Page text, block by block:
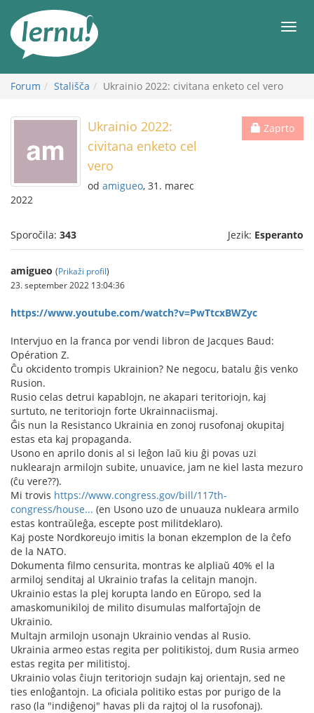
vsebini
Meni
Forum Stališča Ukrainio 2022: civitana enketo cel vero
Zaprto
Ukrainio 2022:
civitana enketo cel
vero
od amigueo, 31. marec
2022
Sporočila: 343 Jezik: Esperanto
amigueo (Prikaži profil)
23. september 2022 13:04:36
https://www.youtube.com/watch?v=PwTtcxBWZyc
Intervjuo en la franca por vendi libron de Jacques Baud:
Opération Z.
Ĉu okcidento trompis Ukrainion? Ne negocu, batalu ĝis venko
Rusion.
Rusio celas detrui kapablojn, ne akapari teritoriojn, kaj
surtuto, ne teritoriojn forte Ukrainnaciismaj.
Ĝis nun la Resistanco Ukrainia en zonoj rusofonaj okupitaj
estas eta kaj propaganda.
Usono en aprilo donis al si leĝon laŭ kiu ĝi povas uzi
nuklearajn armilojn subite, unuavice, jam ne kiel lasta mezuro
(ĉu vere??).
Mi trovis https://www.congress.gov/bill/117th-
congress/house... (en Usono uzo de unuauza nukleara armilo
estas kontraŭleĝa, escepte post militdeklaro).
Kaj poste Nordkoreujo imitis la bonan ekzemplon de la ĉefo
de la NATO.
Dokumenta filmo censurita, montras ke alpliaŭ 40% el la
armiloj senditaj al Ukrainio trafas la celitajn manojn.
Ukrainio estas la plej korupta lando en Eŭropo, sed la
amaskomunikiloj de milito disumulas malfortaĵojn de
Ukrainio.
Multajn armilojn usonajn Ukrainio vendas al Rusio.
Ukrainia armeo estas regita per politikistoj, dum Rusia armeo
estas regita per militistoj.
Ukrainio volas ĉiujn teritoriojn sudajn kaj orientajn, sed ne
ties enloĝantojn. La oficiala politiko estas por purigo de la
raso (la "indiĝenoj" havas pli da rajtoj ol la rusofonaj).